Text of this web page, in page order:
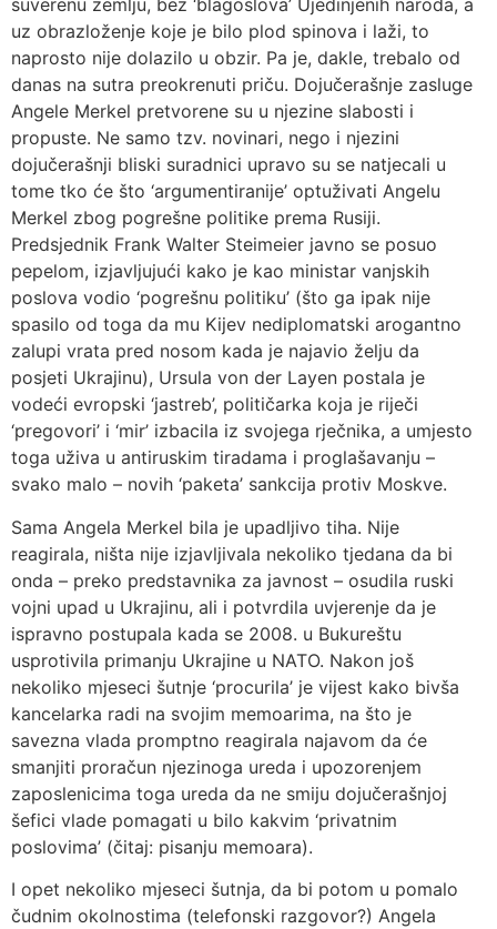
suverenu zemlju, bez ‘blagoslova’ Ujedinjenih naroda, a
uz obrazloženje koje je bilo plod spinova i laži, to
naprosto nije dolazilo u obzir. Pa je, dakle, trebalo od
danas na sutra preokrenuti priču. Dojučerašnje zasluge
Angele Merkel pretvorene su u njezine slabosti i
propuste. Ne samo tzv. novinari, nego i njezini
dojučerašnji bliski suradnici upravo su se natjecali u
tome tko će što ‘argumentiranije’ optuživati Angelu
Merkel zbog pogrešne politike prema Rusiji.
Predsjednik Frank Walter Steimeier javno se posuo
pepelom, izjavljujući kako je kao ministar vanjskih
poslova vodio ‘pogrešnu politiku’ (što ga ipak nije
spasilo od toga da mu Kijev nediplomatski arogantno
zalupi vrata pred nosom kada je najavio želju da
posjeti Ukrajinu), Ursula von der Layen postala je
vodeći evropski ‘jastreb’, političarka koja je riječi
‘pregovori’ i ‘mir’ izbacila iz svojega rječnika, a umjesto
toga uživa u antiruskim tiradama i proglašavanju –
svako malo – novih ‘paketa’ sankcija protiv Moskve.
Sama Angela Merkel bila je upadljivo tiha. Nije
reagirala, ništa nije izjavljivala nekoliko tjedana da bi
onda – preko predstavnika za javnost – osudila ruski
vojni upad u Ukrajinu, ali i potvrdila uvjerenje da je
ispravno postupala kada se 2008. u Bukureštu
usprotivila primanju Ukrajine u NATO. Nakon još
nekoliko mjeseci šutnje ‘procurila’ je vijest kako bivša
kancelarka radi na svojim memoarima, na što je
savezna vlada promptno reagirala najavom da će
smanjiti proračun njezinoga ureda i upozorenjem
zaposlenicima toga ureda da ne smiju dojučerašnjoj
šefici vlade pomagati u bilo kakvim ‘privatnim
poslovima’ (čitaj: pisanju memoara).
I opet nekoliko mjeseci šutnja, da bi potom u pomalo
čudnim okolnostima (telefonski razgovor?) Angela